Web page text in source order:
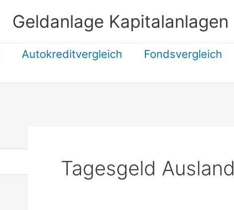
Geldanlage
Autokreditvergleich Fondsvergleich
Suchen
Tagesgeld Ausland